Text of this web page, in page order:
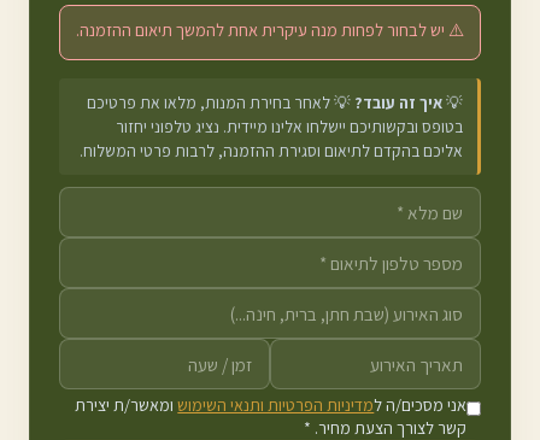
⚠️ יש לבחור לפחות מנה עיקרית אחת להמשך תיאום ההזמנה.
💡איך זה עובד? 💡 לאחר בחירת המנות, מלאו את פרטיכם
בטופס ובקשותיכם יישלחו אלינו מיידית. נציג טלפוני יחזור
אליכם בהקדם לתיאום וסגירת ההזמנה, לרבות פרטי המשלוח.
אני מסכים/ה למדיניות הפרטיות ותנאי השימושומאשר/ת יצירת
קשר לצורך הצעת מחיר. *